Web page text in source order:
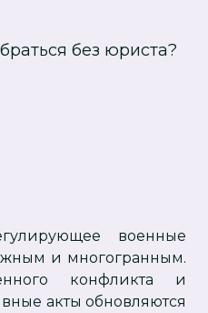
без юриста?
военные
и многогранным.
конфликта и
акты обновляются